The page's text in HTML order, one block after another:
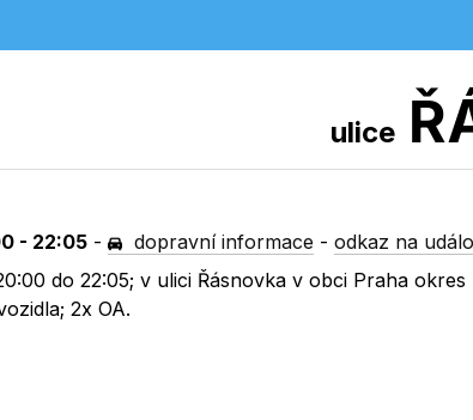
ulice
- 22:05 - dopravní informace -odkaz na
do 22:05; v ulici Řásnovka v obci Praha
2x OA.